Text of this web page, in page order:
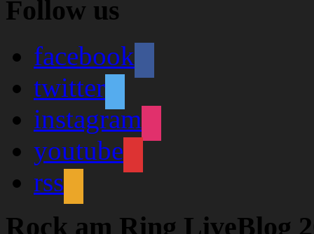
Follow us
facebook
twitter
instagram
youtube
rss
Rock am Ring LiveBlog